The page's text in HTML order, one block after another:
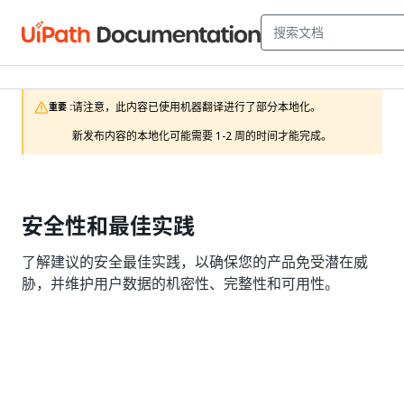
重要 :请注意，此内容已使用机器翻译进行了部分本地化。
新发布内容的本地化可能需要 1-2 周的时间才能完成。
安全性和最佳实践
了解建议的安全最佳实践，以确保您的产品免受潜在威
胁，并维护用户数据的机密性、完整性和可用性。